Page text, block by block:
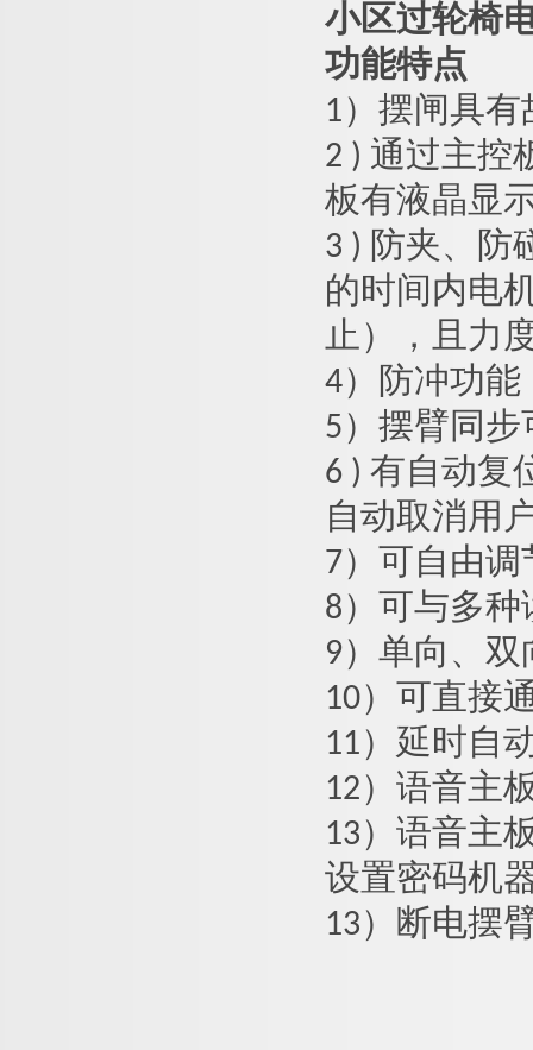
小区过轮椅
功能特点
1） 摆闸 具有
2 ) 通过主控
板有液晶显
3 ) 防夹、防
的时间内电
止），且力
4）防冲功
5）摆臂同
6 ) 有自动复
自动取消用
7）可自由
8）可与多
9）单向、
10）可直接
11）延时自
12）语音主
13）语音主
设置密码机
13）断电摆